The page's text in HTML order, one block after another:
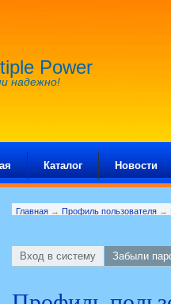
Power
надежно!
Каталог Новости
Главная → Профиль пользователя →
Вход в систему Забыли